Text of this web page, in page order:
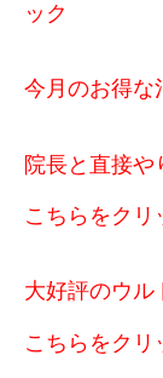
ック
今月のお得な
院長と直接や
こちらをクリ
大好評のウル
こちらをクリ